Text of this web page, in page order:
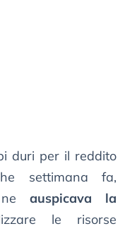
duri per il reddito
settimana fa,
ne auspicava la
le risorse